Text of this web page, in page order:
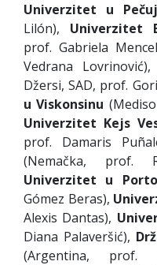
Univerzitet u
Lilón), Univerzitet
prof. Gabriela
Vedrana Lovrinović),
Džersi, SAD, prof.
u Viskonsinu
Univerzitet Kejs
prof. Damaris
(Nemačka, prof.
Univerzitet u
Gómez Beras),
Alexis Dantas),
Diana Palaveršić),
(Argentina, prof.